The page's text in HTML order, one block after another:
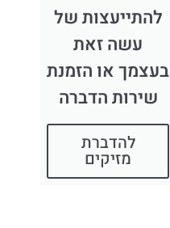
להתייעצות של
עשה זאת
בעצמך או הזמנת
שירות הדברה
להדברת
מזיקים